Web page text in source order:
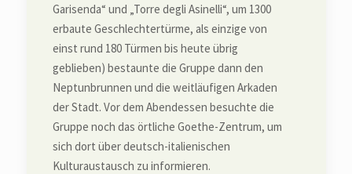
Garisenda“ und „Torre degli Asinelli“, um 1300
erbaute Geschlechtertürme, als einzige von
einst rund 180 Türmen bis heute übrig
geblieben) bestaunte die Gruppe dann den
Neptunbrunnen und die weitläufigen Arkaden
der Stadt. Vor dem Abendessen besuchte die
Gruppe noch das örtliche Goethe-Zentrum, um
sich dort über deutsch-italienischen
Kulturaustausch zu informieren.